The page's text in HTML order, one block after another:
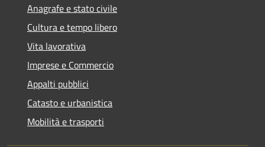
Anagrafe e stato civile
Cultura e tempo libero
Vita lavorativa
Imprese e Commercio
Appalti pubblici
Catasto e urbanistica
Mobilità e trasporti